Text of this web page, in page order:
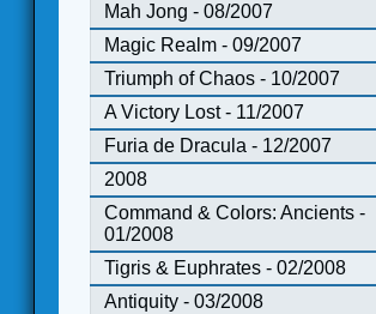
Mah Jong - 08/2007
Magic Realm - 09/2007
Triumph of Chaos - 10/2007
A Victory Lost - 11/2007
Furia de Dracula - 12/2007
2008
Command & Colors: Ancients -
01/2008
Tigris & Euphrates - 02/2008
Antiquity - 03/2008